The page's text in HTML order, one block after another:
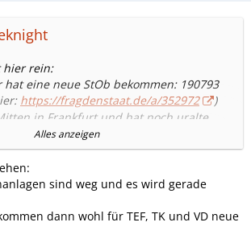
hier rein:
eine neue StOb bekommen: 190793
https://fragdenstaat.de/a/352972
)
in Frankfurt und hat noch uralte
VD und TEF (Bild auf cellmapper unter
vorherige STOB noch gar nicht so alt
Bescheinigung wurde praktisch
Netzbetreiber inkl. N78 eingetragen
nur noch ein Sparausbau.
Alles anzeigen
sind weg und es wird gerade
dann wohl für TEF, TK und VD neue